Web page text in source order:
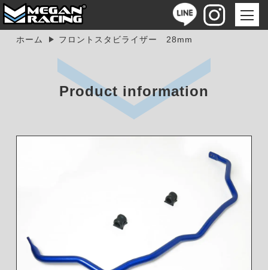
ホーム フロントスタビライザー 28mm
Product information